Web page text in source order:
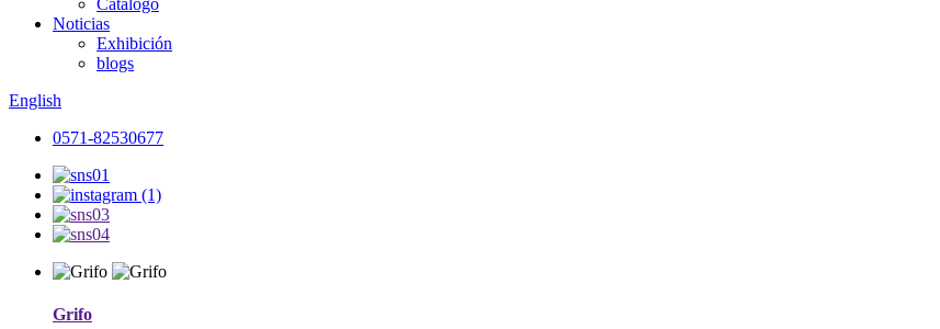
Catálogo
Noticias
Exhibición
blogs
English
0571-82530677
Grifo